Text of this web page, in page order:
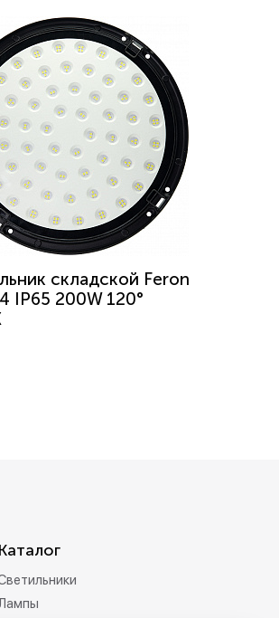
складской Feron
IP65 200W 120°
Каталог